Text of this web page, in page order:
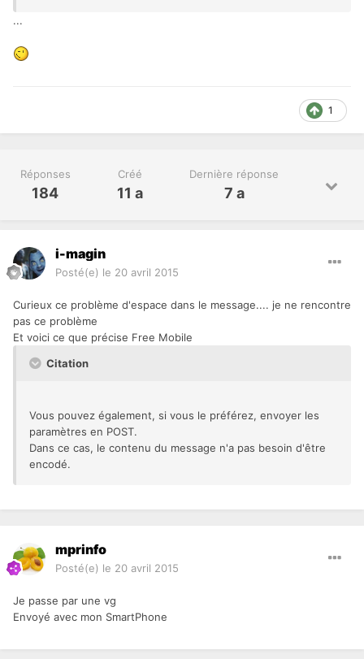
...
1
Réponses
184
Créé
11 a
Dernière réponse
7 a
i-magin
Posté(e) le 20 avril 2015
Curieux ce problème d'espace dans le message.... je ne rencontre
pas ce problème
Et voici ce que précise Free Mobile
Citation
Vous pouvez également, si vous le préférez, envoyer les
paramètres en POST.
Dans ce cas, le contenu du message n'a pas besoin d'être
encodé.
mprinfo
Posté(e) le 20 avril 2015
Je passe par une vg
Envoyé avec mon SmartPhone